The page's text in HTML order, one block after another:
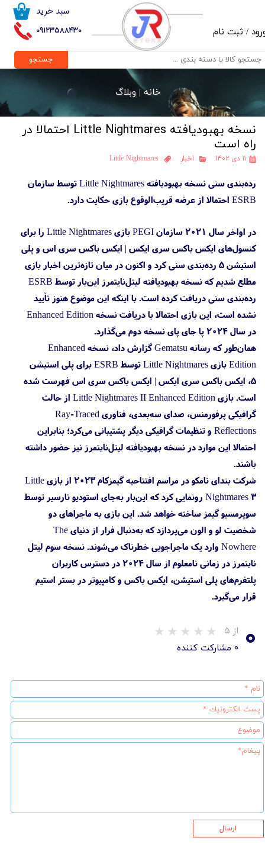
09123588430
۰ سبد خرید
/ ثبت نام
حساب کاربری من
تغییر گذر واژه
خروج از حساب کاربری
جستجو
خانه |وبلاگ
نسخه بهبودیافته Little Nightmares احتمالا در
راه است
۱۱ دی ۱۴۰۲ اخبار Little Nightmares
رده‌بندی سنی نسخه بهبودیافته Little Nightmares توسط سازمان
ESRB احتمالا از عرضه قریب‌الوقوع بازی حکایت دارد.
در اواخر سال ۲۰۲۱ سازمان PEGI بازی Little Nightmares را برای
کنسول‌های ایکس باکس سری ایکس | ایکس باکس سری اس و پلی
استیشن 5 رده‌بندی سنی کرد و اکنون در میان تازه‌ترین اخبار بازی
مطلع شدیم که نسخه بهبودیافته لیتل‌نایتمرز این‌بار توسط ESRB
رده‌بندی سنی دریافت کرده است. با اینکه این موضوع هنوز تأیید
نشده است، این بازی احتمالا با دریافت نسخه Enhanced Edition
در سال ۲۰۲۴ پا جای پای نسخه دوم می‌گذارد.
همان‌طور که رسانه Gematsu گزارش داد، نسخه Enhanced
Edition بازی Little Nightmares توسط ESRB برای پلی استیشن
5، ایکس باکس سری ایکس | ایکس باکس سری اس فهرست شده
است. بازی Little Nightmares II Enhanced Edition از حالت
گرافیکی پرفورمنس، صدای سه‌بعدی، فناوری Ray-Traced
Reflections و تنظیمات گرافیکی دیگر پشتیبانی می‌کرد؛ بنابراین
احتمالا این موارد در نسخه بهبودیافته لیتل‌نایتمرز نیز حضور داشته
باشند.
شرکت بندای نامکو در مراسم افتتاحیه گیمزکام ۲۰۲۳ از بازی Little
Nightmares 3 رونمایی کرد که این‌بار به‌جای استودیو تارسیر توسط
سوپرمسیو گیمز ساخته خواهد شد. این بازی به ماجراهای دو
شخصیت لو و الون می‌پردازد که به‌دنبال فرار از دنیای The
Nowhere وارد یک ماجراجویی خطرناک می‌شوند. نسخه سوم لیتل
نایتمرز در زمانی نامعلوم از سال ۲۰۲۴ در دسترس کاربران
پلتفرم‌های پلی استیشن، ایکس باکس و کامپیوتر در بستر استیم
قرار می‌گیرد.
۰ از ۵
۰ مشارکت کننده
ارسال